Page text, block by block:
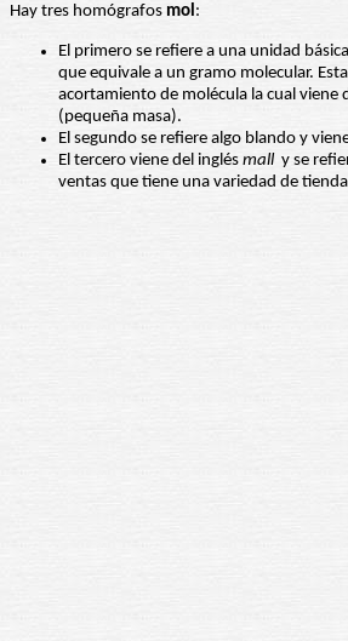
Hay tres homógrafos mol:
El primero se refiere a una unidad
que equivale a un gramo molecular.
acortamiento de molécula la cual viene
(pequeña masa).
El segundo se refiere algo blando y
El tercero viene del inglés mall y se
ventas que tiene una variedad de